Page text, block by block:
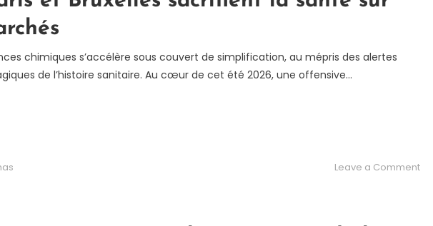
chimiques s’accélère sous couvert de simplification, au mépris des alertes
de l’histoire sanitaire. Au cœur de cet été 2026, une offensive…
Leave a Commenton